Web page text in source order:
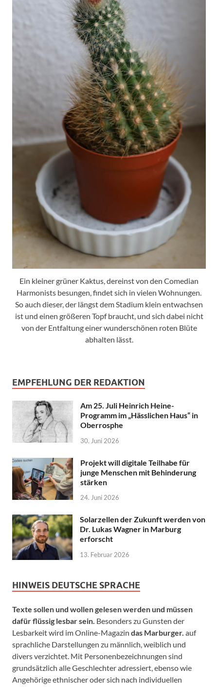
Ein kleiner grüner Kaktus, dereinst von den Comedian
Harmonists besungen, findet sich in vielen Wohnungen.
So auch dieser, der längst dem Stadium klein entwachsen
ist und einen größeren Topf braucht, und sich dabei nicht
von der Entfaltung einer wunderschönen roten Blüte
abhalten lässt.
EMPFEHLUNG DER REDAKTION
Am 25. Juli Heinrich Heine-
Programm im „Hässlichen Haus“ in
Oberrosphe
30. Juni 2026
Projekt will digitale Teilhabe für
junge Menschen mit Behinderung
stärken
24. Juni 2026
Solarzellen der Zukunft werden von
Dr. Lukas Wagner in Marburg
erforscht
13. Februar 2026
HINWEIS DEUTSCHE SPRACHE
Texte sollen und wollen gelesen werden und müssen
dafür flüssig lesbar sein. Besonders zu Gunsten der
Lesbarkeit wird im Online-Magazin das Marburger. auf
sprachliche Darstellungen zu männlich, weiblich und
divers verzichtet. Mit Personenbezeichnungen sind
grundsätzlich alle Geschlechter adressiert, ebenso wie
Angehörige ethnischer oder sich nach individuellen